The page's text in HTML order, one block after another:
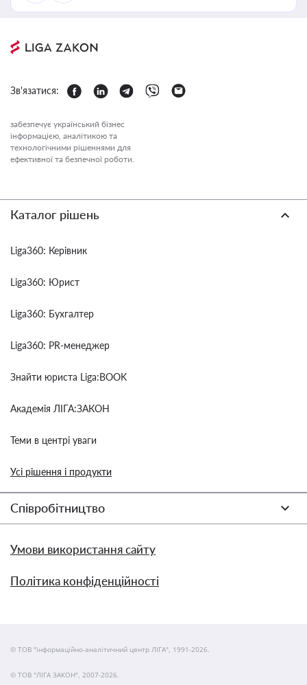
Зв'язатися:
забезпечує український бізнес
інформацією, аналітикою та
технологічними рішеннями для
ефективної та безпечної роботи.
Каталог рішень
Liga360: Керівник
Liga360: Юрист
Liga360: Бухгалтер
Liga360: PR-менеджер
Знайти юриста Liga:BOOK
Академія ЛІГА:ЗАКОН
Теми в центрі уваги
Усі рішення і продукти
Співробітництво
Умови використання сайту
Політика конфіденційності
© ТОВ "інформаційно-аналітичний центр ЛІГА", 1991-2026.
© ТОВ "ЛІГА ЗАКОН", 2007-2026.